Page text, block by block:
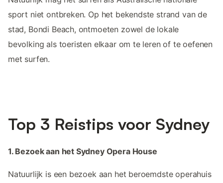
sport niet ontbreken. Op het bekendste strand van de
stad, Bondi Beach, ontmoeten zowel de lokale
bevolking als toeristen elkaar om te leren of te oefenen
met surfen.
Top 3 Reistips voor Sydney
1. Bezoek aan het Sydney Opera House
Natuurlijk is een bezoek aan het beroemdste operahuis